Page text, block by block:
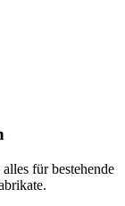
für bestehende